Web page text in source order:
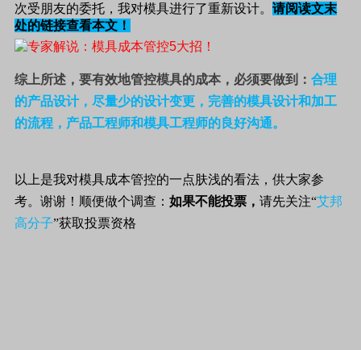
次受朋友的委托，我对模具进行了重新设计。 请阅读文末
处的链接查看本文！
综上所述，要有效地管控模具的成本，必须要做到： 合理
的产品设计，尽量少的设计变更，完善的模具设计和加工
的流程，产品工程师和模具工程师的良好沟通。
以上是我对模具成本管控的一点肤浅的看法，供大家参
考。谢谢！顺便做个调查： 如果不能投票， 请先关注“艾邦
高分子”获取投票资格